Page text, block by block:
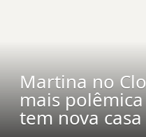
Martina no
mais
tem nova casa